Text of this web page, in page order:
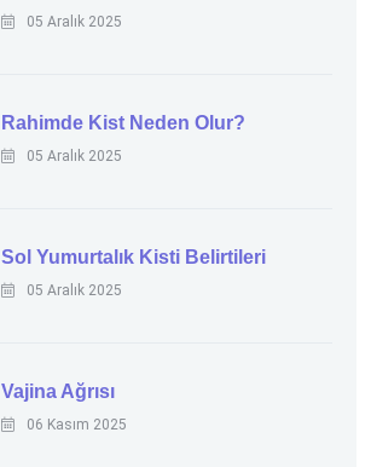
05 Aralık 2025
Rahimde Kist Neden Olur?
05 Aralık 2025
Sol Yumurtalık Kisti Belirtileri
05 Aralık 2025
Vajina Ağrısı
06 Kasım 2025